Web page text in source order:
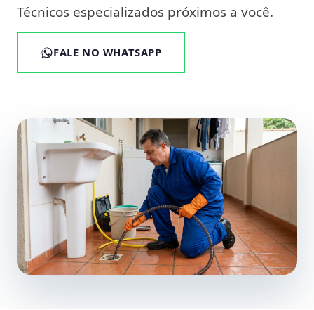
Técnicos especializados próximos a você.
FALE NO WHATSAPP